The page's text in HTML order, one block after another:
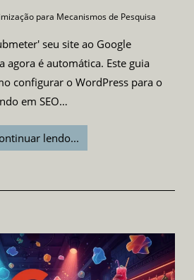
para Mecanismos de Pesquisa
seu site ao Google
agora é automática. Este guia
configurar o WordPress para o
em SEO…
lendo...